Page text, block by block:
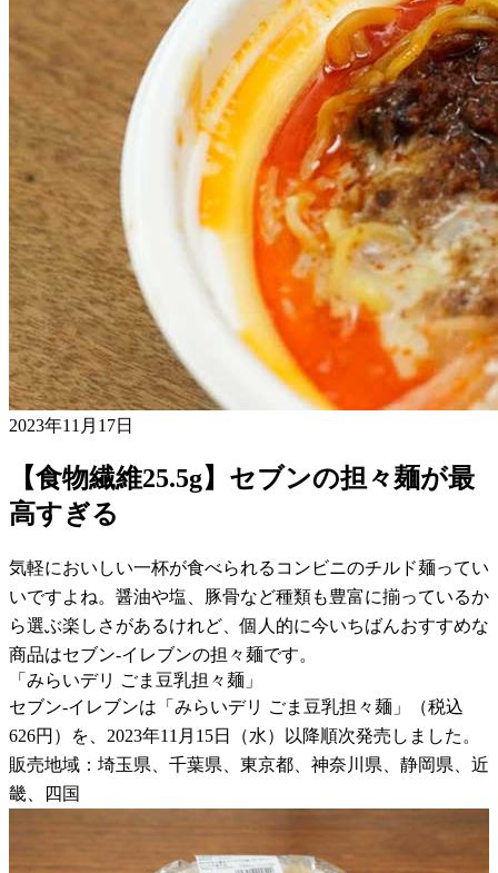
2023年11月17日
【食物繊維25.5g】セブンの担々麺が最
高すぎる
気軽においしい一杯が食べられるコンビニのチルド麺ってい
いですよね。醤油や塩、豚骨など種類も豊富に揃っているか
ら選ぶ楽しさがあるけれど、個人的に今いちばんおすすめな
商品はセブン-イレブンの担々麺です。
「みらいデリ ごま豆乳担々麺」
セブン-イレブンは「みらいデリ ごま豆乳担々麺」（税込
626円）を、2023年11月15日（水）以降順次発売しました。
販売地域：埼玉県、千葉県、東京都、神奈川県、静岡県、近
畿、四国